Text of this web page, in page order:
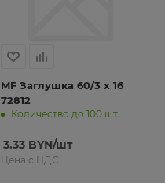
MF Заглушка 60/3 x 16
72812
Количество до 100 шт.
3.33BYN/шт
Цена с НДС